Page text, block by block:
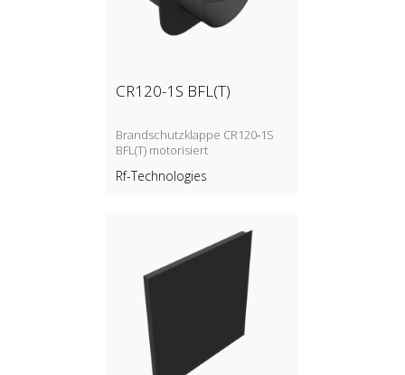
CR120-1S BFL(T)
Brandschutzklappe CR120‑1S
BFL(T) motorisiert
Rf-Technologies